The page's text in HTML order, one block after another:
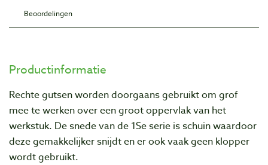
Beoordelingen
Productinformatie
Rechte gutsen worden doorgaans gebruikt om grof
mee te werken over een groot oppervlak van het
werkstuk. De snede van de 1Se serie is schuin waardoor
deze gemakkelijker snijdt en er ook vaak geen klopper
wordt gebruikt.